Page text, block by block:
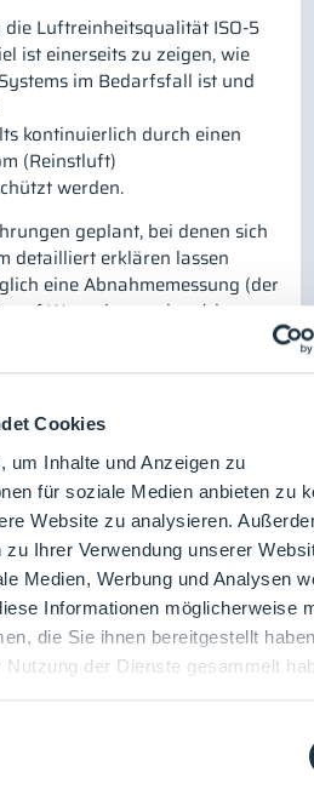
Cookies
um Inhalte und Anzeigen zu
für soziale Medien anbieten zu
Website zu analysieren.
Ihrer Verwendung unserer
Medien, Werbung und Analysen
Informationen möglicherweise
die Sie ihnen bereitgestellt
der Dienste gesammelt
Luftreinheitsqualität ISO-5
ist einerseits zu zeigen, wie
im Bedarfsfall ist und
kontinuierlich durch einen
(Reinstluft)
werden.
geplant, bei denen sich
detailliert erklären lassen
eine Abnahmemessung (der
Wunsch von einer/einem
kann.
Referent*innen: